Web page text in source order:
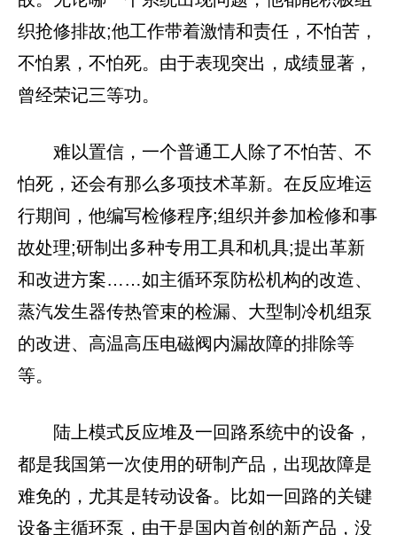
织抢修排故;他工作带着激情和责任，不怕苦，
不怕累，不怕死。由于表现突出，成绩显著，
曾经荣记三等功。
难以置信，一个普通工人除了不怕苦、不
怕死，还会有那么多项技术革新。在反应堆运
行期间，他编写检修程序;组织并参加检修和事
故处理;研制出多种专用工具和机具;提出革新
和改进方案……如主循环泵防松机构的改造、
蒸汽发生器传热管束的检漏、大型制冷机组泵
的改进、高温高压电磁阀内漏故障的排除等
等。
陆上模式反应堆及一回路系统中的设备，
都是我国第一次使用的研制产品，出现故障是
难免的，尤其是转动设备。比如一回路的关键
设备主循环泵，由于是国内首创的新产品，没